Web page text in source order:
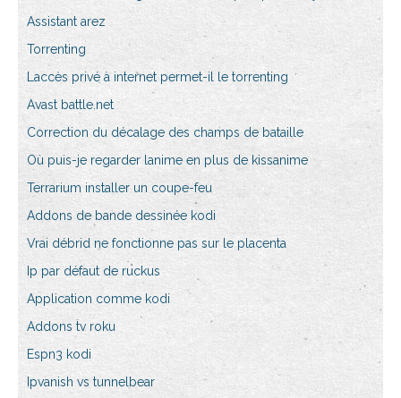
Assistant arez
Torrenting
Laccès privé à internet permet-il le torrenting
Avast battle.net
Correction du décalage des champs de bataille
Où puis-je regarder lanime en plus de kissanime
Terrarium installer un coupe-feu
Addons de bande dessinée kodi
Vrai débrid ne fonctionne pas sur le placenta
Ip par défaut de ruckus
Application comme kodi
Addons tv roku
Espn3 kodi
Ipvanish vs tunnelbear